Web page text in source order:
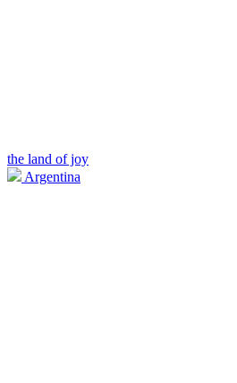
the land of joy
Argentina